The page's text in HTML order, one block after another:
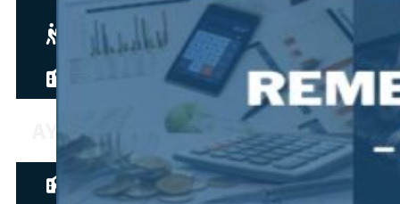
Hazte aliado nuevo
AYUDA
Tour guiado